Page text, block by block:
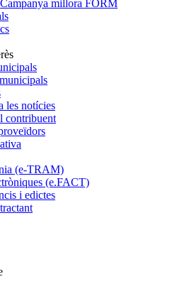
Campanya millora FORM
les notícies
contribuent
(e-TRAM)
(e.FACT)
i edictes